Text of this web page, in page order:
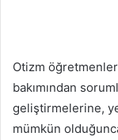
Otizm
bakımından
geliştirmelerine,
mümkün